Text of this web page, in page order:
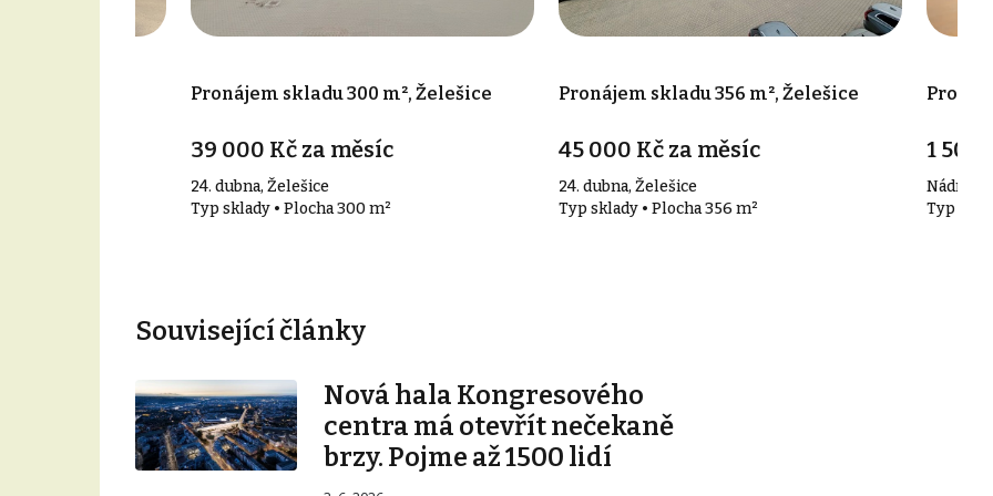
m², Měnín Pronájem skladu 300 m², Želešice
39 000 Kč za měsíc
24. dubna, Želešice
Typ sklady • Plocha 300 m²
Pronájem skladu 356 m², Želešice
45 000 Kč za měsíc
24. dubna, Želešice
Typ sklady • Plocha 356 m²
1 500
Typ
Související články
Nová hala Kongresového
centra má otevřít nečekaně
brzy. Pojme až 1500 lidí